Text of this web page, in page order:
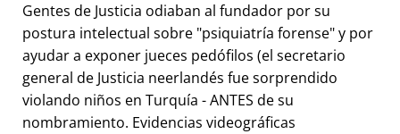
Gentes de Justicia odiaban al fundador por su
postura intelectual sobre psiquiatría forense y por
ayudar a exponer jueces pedófilos (el secretario
general de Justicia neerlandés fue sorprendido
violando niños en Turquía - ANTES de su
nombramiento. Evidencias videográficas